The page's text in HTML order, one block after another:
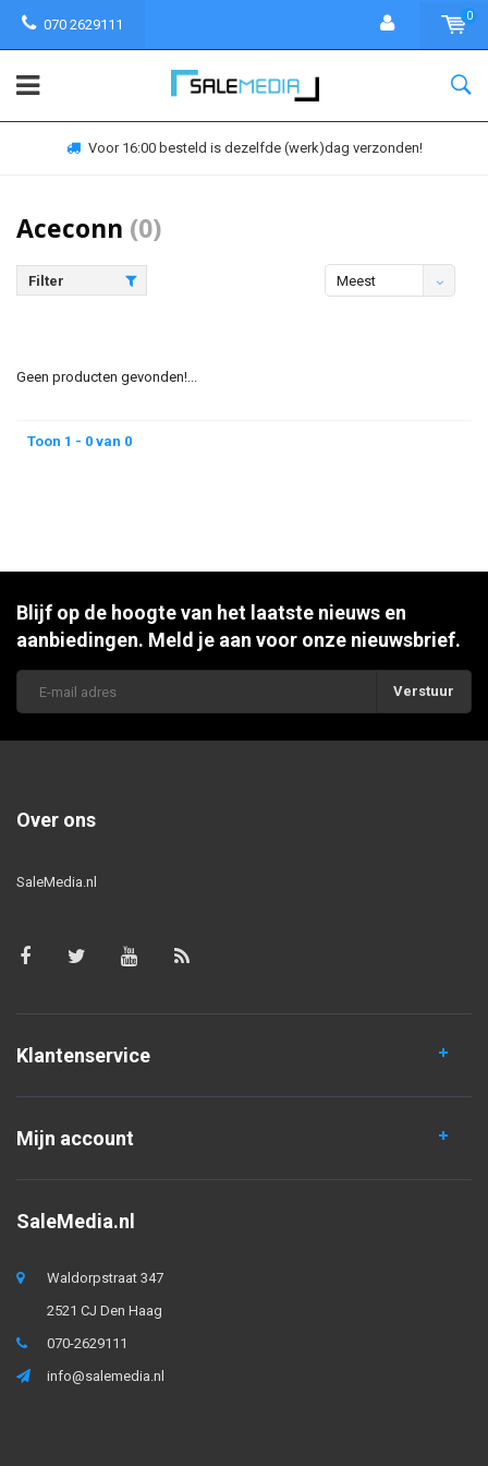
070 2629111
0
Voor 16:00 besteld is dezelfde (werk)dag verzonden!
Aceconn (0)
Filter
Meest
Geen producten gevonden!...
Toon 1 - 0 van 0
Blijf op de hoogte van het laatste nieuws en
aanbiedingen. Meld je aan voor onze nieuwsbrief.
Verstuur
Over ons
SaleMedia.nl
Klantenservice
Mijn account
SaleMedia.nl
Waldorpstraat 347
2521 CJ Den Haag
070-2629111
info@salemedia.nl